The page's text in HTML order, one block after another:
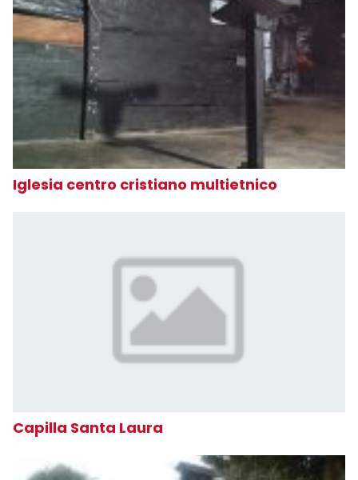
Iglesia centro cristiano multietnico
Capilla Santa Laura